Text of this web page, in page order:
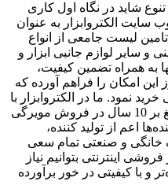
تنوع شاید در نگاه اول کاری
سایت الکتروابزار به عنوان
تامین لیست جامعی از انواع
و سایر لوازم جانبی ابزار و
به همراه تضمین کیفیت،
و حتی بازگشت کالا تا 30 روز این امکان را فراهم آورده که
نمود. ما در الکتروابزار با
تکیه بر تجربه حاصل از سابقه‌ای بالغ بر 10 سال در فروش مویرگی
اعم از تولید کننده،
خانگی و صنعتی تمام سعی
اینترنتی بتوانیم نیاز
با کیفیتی در خور برآورده